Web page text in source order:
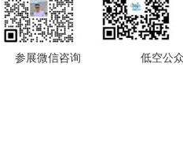
参展微信咨询 低空公众